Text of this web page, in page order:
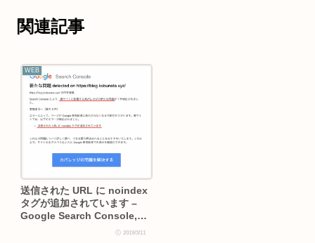
関連記事
WEB
送信された URL に noindex
タグが追加されています –
Google Search Console,
2019/3/11